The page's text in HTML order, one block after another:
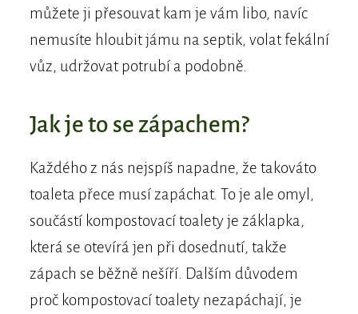
můžete ji přesouvat kam je vám libo, navíc
nemusíte hloubit jámu na septik, volat fekální
vůz, udržovat potrubí a podobně.
Jak je to se zápachem?
Každého z nás nejspíš napadne, že takováto
toaleta přece musí zapáchat. To je ale omyl,
součástí kompostovací toalety je záklapka,
která se otevírá jen při dosednutí, takže
zápach se běžně nešíří. Dalším důvodem
proč kompostovací toalety nezapáchají, je